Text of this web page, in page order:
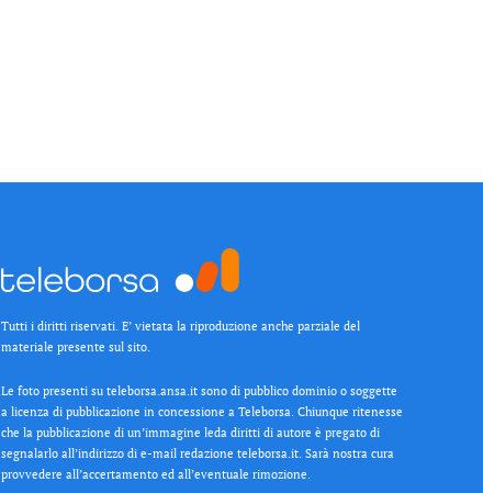
Tutti i diritti riservati. E’ vietata la riproduzione anche parziale del
materiale presente sul sito.
Le foto presenti su teleborsa.ansa.it sono di pubblico dominio o soggette
a licenza di pubblicazione in concessione a Teleborsa. Chiunque ritenesse
che la pubblicazione di un’immagine leda diritti di autore è pregato di
segnalarlo all’indirizzo di e-mail redazione teleborsa.it. Sarà nostra cura
provvedere all’accertamento ed all’eventuale rimozione.